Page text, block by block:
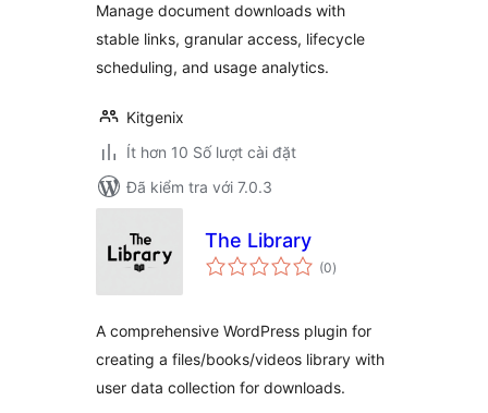
Manage document downloads with
stable links, granular access, lifecycle
scheduling, and usage analytics.
Kitgenix
Ít hơn 10 Số lượt cài đặt
Đã kiểm tra với 7.0.3
The Library
(0tổng
đánh
)
A comprehensive WordPress plugin for
creating a files/books/videos library with
user data collection for downloads.